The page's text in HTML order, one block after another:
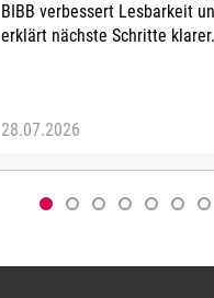
BIBB verbessert Lesbarkeit
erklärt nächste Schritte klarer.
28.07.2026